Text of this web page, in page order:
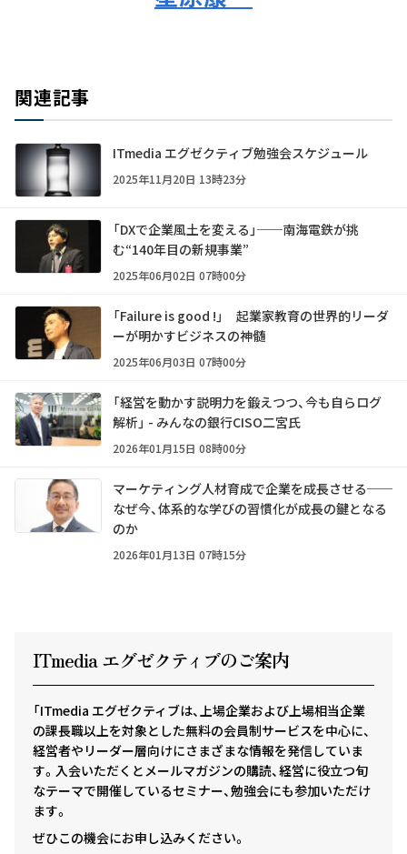
関連記事
ITmedia エグゼクティブ勉強会スケジュール
2025年11月20日 13時23分
「DXで企業風土を変える」──南海電鉄が挑
む“140年目の新規事業”
2025年06月02日 07時00分
「Failure is good !」 起業家教育の世界的リーダ
ーが明かすビジネスの神髄
2025年06月03日 07時00分
「経営を動かす説明力を鍛えつつ、今も自らログ
解析」 - みんなの銀行CISO二宮氏
2026年01月15日 08時00分
マーケティング人材育成で企業を成長させる──
なぜ今、体系的な学びの習慣化が成長の鍵となる
のか
2026年01月13日 07時15分
ITmedia エグゼクティ ブのご案内
「ITmedia エグゼクティブは、上場企業および上場相当企業
の課長職以上を対象とした無料の会員制サービスを中心に、
経営者やリーダー層向けにさまざまな情報を発信していま
す。入会いただくとメールマガジンの購読、経営に役立つ旬
なテーマで開催しているセミナー、勉強会にも参加いただけ
ます。
ぜひこの機会にお申し込みください。